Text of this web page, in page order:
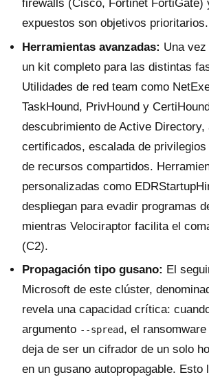
firewalls (Cisco, Fortinet FortiGate)
expuestos son objetivos prioritarios.
Herramientas avanzadas: Una
un kit completo para las distintas
Utilidades de red team como
TaskHound, PrivHound y
descubrimiento de Active Directory,
certificados, escalada de
de recursos compartidos.
personalizadas como
despliegan para evadir programas
mientras Velociraptor facilita el
(C2).
Propagación tipo gusano: El
Microsoft de este clúster,
revela una capacidad crítica:
argumento --spread, el
deja de ser un cifrador de un solo
en un gusano autopropagable. Esto